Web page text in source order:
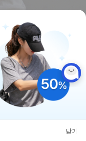
닫기
마이페이지